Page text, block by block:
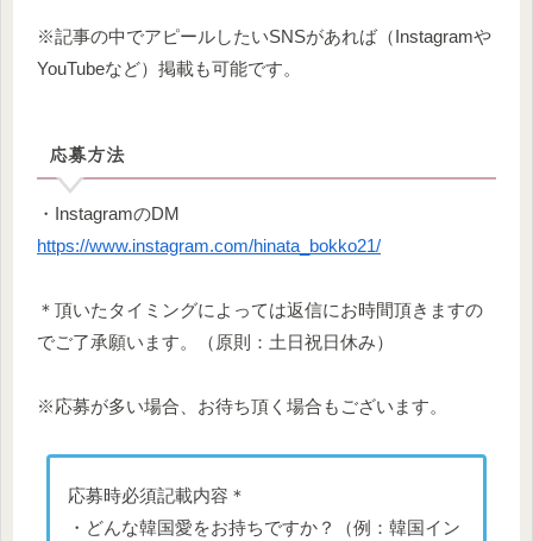
※記事の中でアピールしたいSNSがあれば（Instagramや
YouTubeなど）掲載も可能です。
応募方法
・InstagramのDM
https://www.instagram.com/hinata_bokko21/
＊頂いたタイミングによっては返信にお時間頂きますの
でご了承願います。（原則：土日祝日休み）
※応募が多い場合、お待ち頂く場合もございます。
応募時必須記載内容＊
・どんな韓国愛をお持ちですか？（例：韓国イン